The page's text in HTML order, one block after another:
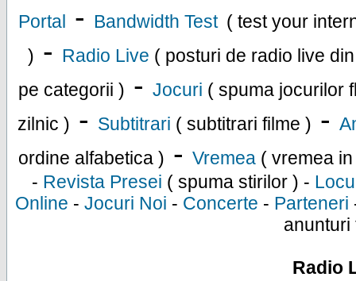
Portal - Bandwidth Test ( test your
) - Radio Live ( posturi de radio live
pe categorii ) - Jocuri ( spuma jocurilor
zilnic ) - Subtitrari ( subtitrari filme ) -
ordine alfabetica ) - Vremea ( vremea
- Revista Presei ( spuma stirilor ) -
Online - Jocuri Noi - Concerte - Parteneri
anunturi
Radio